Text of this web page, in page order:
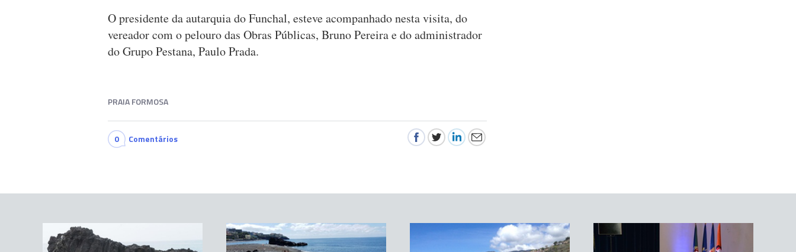
O presidente da autarquia do Funchal, esteve acompanhado nesta visita, do
vereador com o pelouro das Obras Públicas, Bruno Pereira e do administrador
do Grupo Pestana, Paulo Prada.
PRAIA FORMOSA
0 Comentários